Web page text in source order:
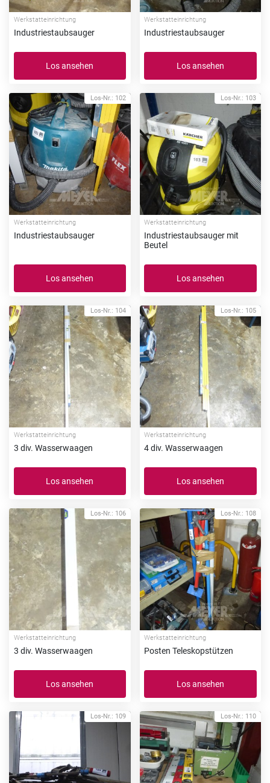
Werkstatteinrichtung
Industriestaubsauger
Los ansehen
Werkstatteinrichtung
Industriestaubsauger
Los ansehen
Los-Nr.: 102
Werkstatteinrichtung
Industriestaubsauger
Los ansehen
Los-Nr.: 103
Werkstatteinrichtung
Industriestaubsauger mit
Beutel
Los ansehen
Los-Nr.: 104
Werkstatteinrichtung
3 div. Wasserwaagen
Los ansehen
Los-Nr.: 105
Werkstatteinrichtung
4 div. Wasserwaagen
Los ansehen
Los-Nr.: 106
Werkstatteinrichtung
3 div. Wasserwaagen
Los ansehen
Los-Nr.: 108
Werkstatteinrichtung
Posten Teleskopstützen
Los ansehen
Los-Nr.: 109 Los-Nr.: 110